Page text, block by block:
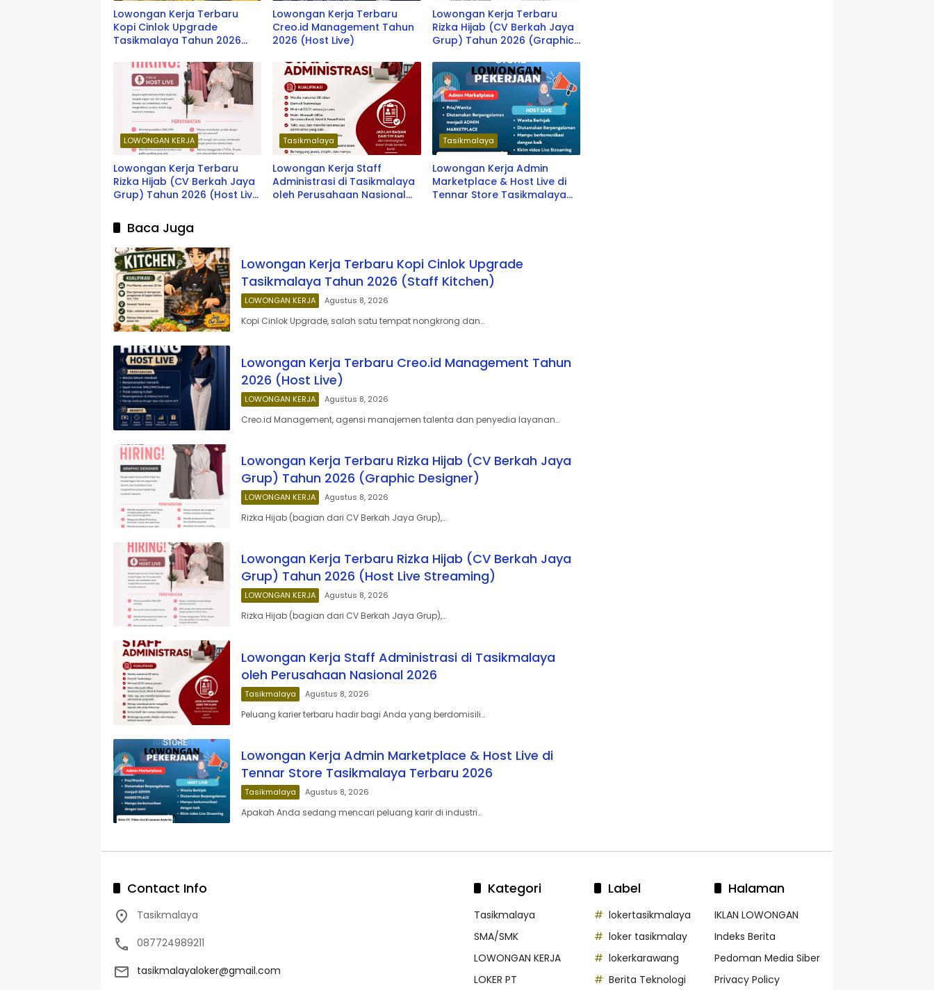
Lowongan Kerja Terbaru
Kopi Cinlok Upgrade
Tasikmalaya Tahun 2026
Lowongan Kerja Terbaru
Creo.id Management Tahun
2026 (Host Live)
Lowongan Kerja Terbaru
Rizka Hijab (CV Berkah Jaya
Grup) Tahun 2026 (Graphic
LOWONGAN KERJA
Lowongan Kerja Terbaru
Rizka Hijab (CV Berkah Jaya
Grup) Tahun 2026 (Host Live
Tasikmalaya
Lowongan Kerja Staff
Administrasi di Tasikmalaya
oleh Perusahaan Nasional
Tasikmalaya
Lowongan Kerja Admin
Marketplace & Host Live di
Tennar Store Tasikmalaya
Baca Juga
Lowongan Kerja Terbaru Kopi Cinlok Upgrade
Tasikmalaya Tahun 2026 (Staff Kitchen)
LOWONGAN KERJA Agustus 8, 2026
Kopi Cinlok Upgrade, salah satu tempat nongkrong dan…
Lowongan Kerja Terbaru Creo.id Management Tahun
2026 (Host Live)
LOWONGAN KERJA Agustus 8, 2026
Creo.id Management, agensi manajemen talenta dan penyedia layanan…
Lowongan Kerja Terbaru Rizka Hijab (CV Berkah Jaya
Grup) Tahun 2026 (Graphic Designer)
LOWONGAN KERJA Agustus 8, 2026
Rizka Hijab (bagian dari CV Berkah Jaya Grup),…
Lowongan Kerja Terbaru Rizka Hijab (CV Berkah Jaya
Grup) Tahun 2026 (Host Live Streaming)
LOWONGAN KERJA Agustus 8, 2026
Rizka Hijab (bagian dari CV Berkah Jaya Grup),…
Lowongan Kerja Staff Administrasi di Tasikmalaya
oleh Perusahaan Nasional 2026
Tasikmalaya Agustus 8, 2026
Peluang karier terbaru hadir bagi Anda yang berdomisili…
Lowongan Kerja Admin Marketplace & Host Live di
Tennar Store Tasikmalaya Terbaru 2026
Tasikmalaya Agustus 8, 2026
Apakah Anda sedang mencari peluang karir di industri…
Contact Info
Tasikmalaya
087724989211
tasikmalayaloker@gmail.com
Kategori
Tasikmalaya
SMA/SMK
LOWONGAN KERJA
LOKER PT
Label
lokertasikmalaya
loker tasikmalay
lokerkarawang
Berita Teknologi
Halaman
IKLAN LOWONGAN
Indeks Berita
Pedoman Media Siber
Privacy Policy